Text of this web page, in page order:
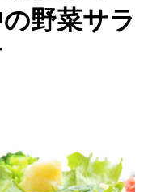
野菜サラ